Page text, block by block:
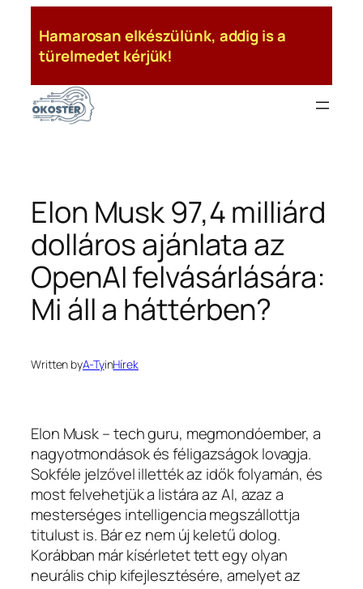
tartalomhoz
Hamarosan elkészülünk, addig is a
türelmedet kérjük!
Elon Musk 97,4 milliárd
dolláros ajánlata az
OpenAI felvásárlására:
Mi áll a háttérben?
Written byA-TyinHírek
Elon Musk – tech guru, megmondóember, a
nagyotmondások és féligazságok lovagja.
Sokféle jelzővel illették az idők folyamán, és
most felvehetjük a listára az AI, azaz a
mesterséges intelligencia megszállottja
titulust is. Bár ez nem új keletű dolog.
Korábban már kísérletet tett egy olyan
neurális chip kifejlesztésére, amelyet az